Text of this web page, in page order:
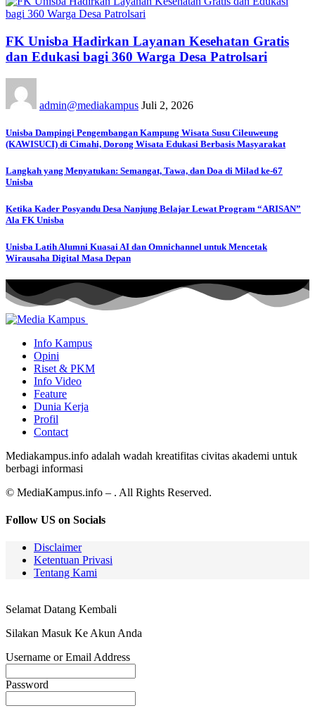
FK Unisba Hadirkan Layanan Kesehatan Gratis
dan Edukasi bagi 360 Warga Desa Patrolsari
admin@mediakampus Juli 2, 2026
Unisba Dampingi Pengembangan Kampung Wisata Susu Cileuweung
(KAWISUCI) di Cimahi, Dorong Wisata Edukasi Berbasis Masyarakat
Langkah yang Menyatukan: Semangat, Tawa, dan Doa di Milad ke-67
Unisba
Ketika Kader Posyandu Desa Nanjung Belajar Lewat Program “ARISAN”
Ala FK Unisba
Unisba Latih Alumni Kuasai AI dan Omnichannel untuk Mencetak
Wirausaha Digital Masa Depan
Info Kampus
Opini
Riset & PKM
Info Video
Feature
Dunia Kerja
Profil
Contact
Mediakampus.info adalah wadah kreatifitas civitas akademi untuk
berbagi informasi
© MediaKampus.info – . All Rights Reserved.
Follow US on Socials
Disclaimer
Ketentuan Privasi
Tentang Kami
Selamat Datang Kembali
Silakan Masuk Ke Akun Anda
Username or Email Address
Password